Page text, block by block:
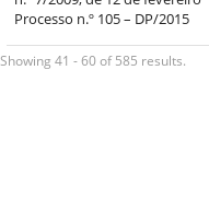
Processo n.º 105 – DP/2015
Showing 41 - 60 of 585 results.